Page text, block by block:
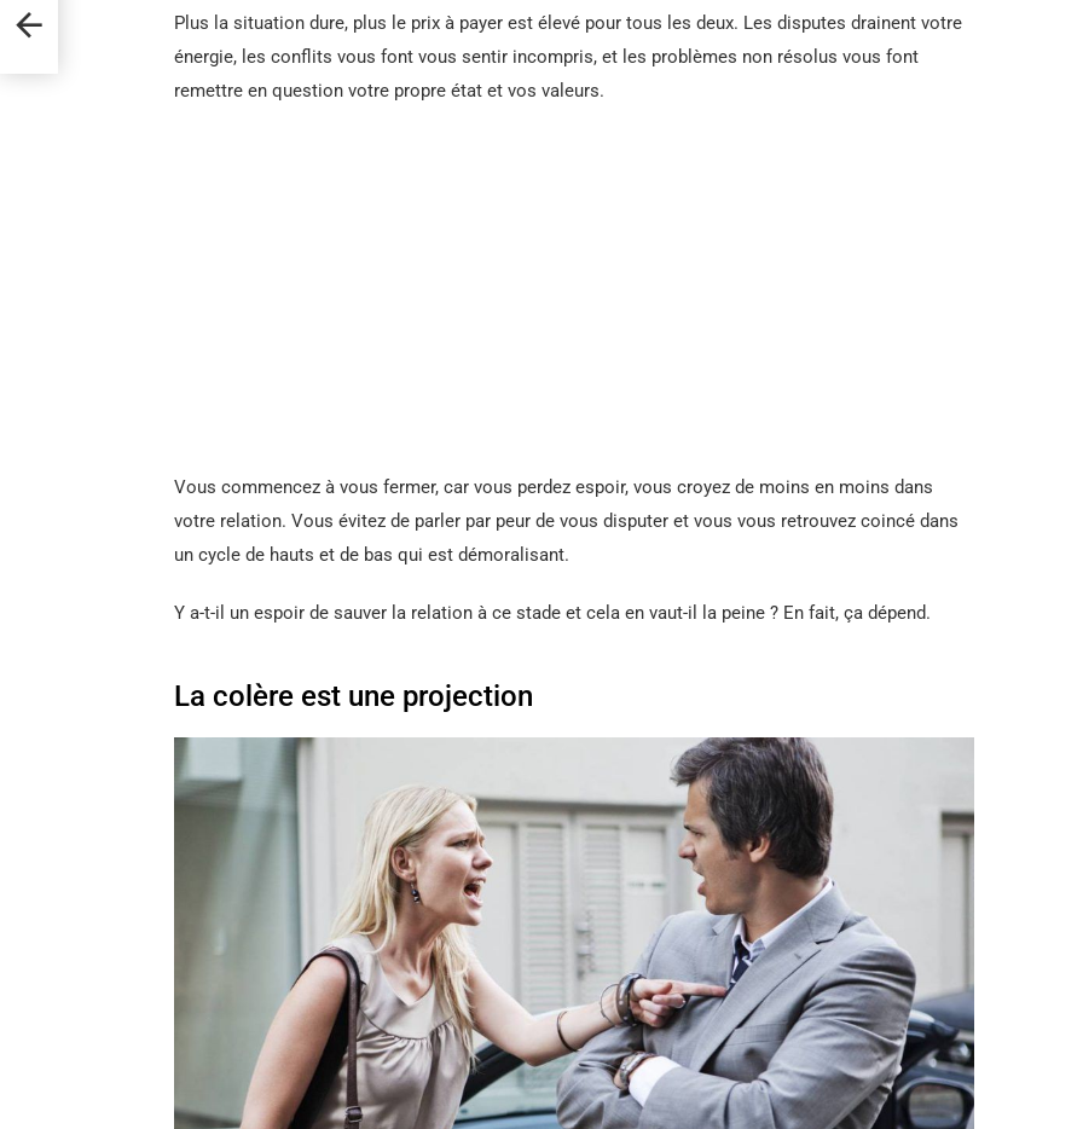
Plus la situation dure, plus le prix à payer est élevé pour tous les deux. Les disputes drainent votre
énergie, les conflits vous font vous sentir incompris, et les problèmes non résolus vous font
remettre en question votre propre état et vos valeurs.
Vous commencez à vous fermer, car vous perdez espoir, vous croyez de moins en moins dans
votre relation. Vous évitez de parler par peur de vous disputer et vous vous retrouvez coincé dans
un cycle de hauts et de bas qui est démoralisant.
Y a-t-il un espoir de sauver la relation à ce stade et cela en vaut-il la peine ? En fait, ça dépend.
La colère est une projection